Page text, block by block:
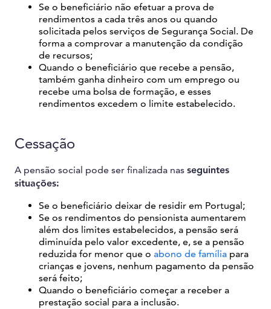
Se o beneficiário não efetuar a prova de
rendimentos a cada três anos ou quando
solicitada pelos serviços de Segurança Social. De
forma a comprovar a manutenção da condição
de recursos;
Quando o beneficiário que recebe a pensão,
também ganha dinheiro com um emprego ou
recebe uma bolsa de formação, e esses
rendimentos excedem o limite estabelecido.
Cessação
A pensão social pode ser finalizada nas seguintes
situações:
Se o beneficiário deixar de residir em Portugal;
Se os rendimentos do pensionista aumentarem
além dos limites estabelecidos, a pensão será
diminuída pelo valor excedente, e, se a pensão
reduzida for menor que o abono de família para
crianças e jovens, nenhum pagamento da pensão
será feito;
Quando o beneficiário começar a receber a
prestação social para a inclusão.